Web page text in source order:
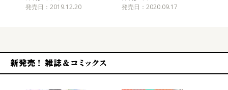
発売日：2019.12.20
発売日：2020.09.17